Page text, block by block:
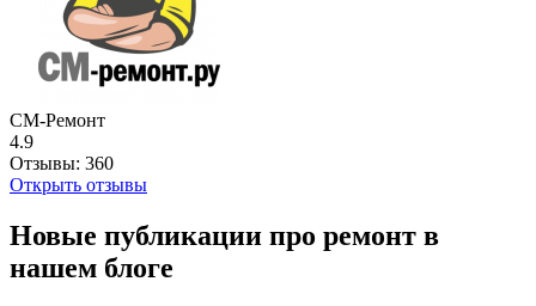
СМ-Ремонт
4.9
Отзывы: 360
Открыть отзывы
Новые публикации про ремонт в
нашем блоге